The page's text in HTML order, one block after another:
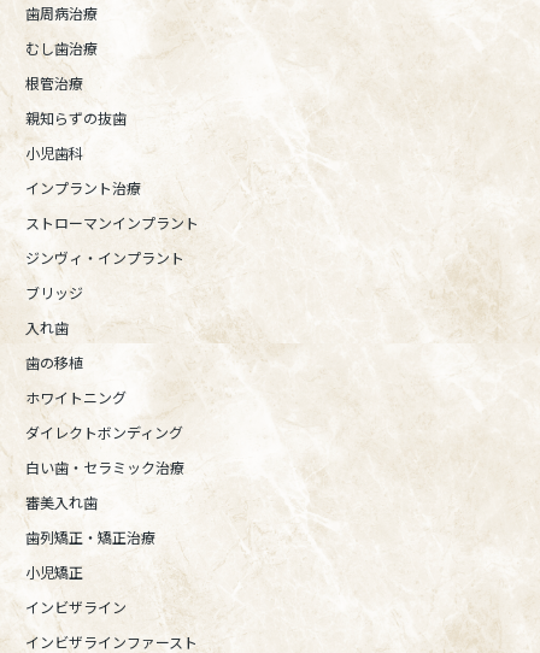
歯周病治療
むし歯治療
根管治療
親知らずの抜歯
小児歯科
インプラント治療
ストローマンインプラント
ジンヴィ・インプラント
ブリッジ
入れ歯
歯の移植
ホワイトニング
ダイレクトボンディング
白い歯・セラミック治療
審美入れ歯
歯列矯正・矯正治療
小児矯正
インビザライン
インビザラインファースト